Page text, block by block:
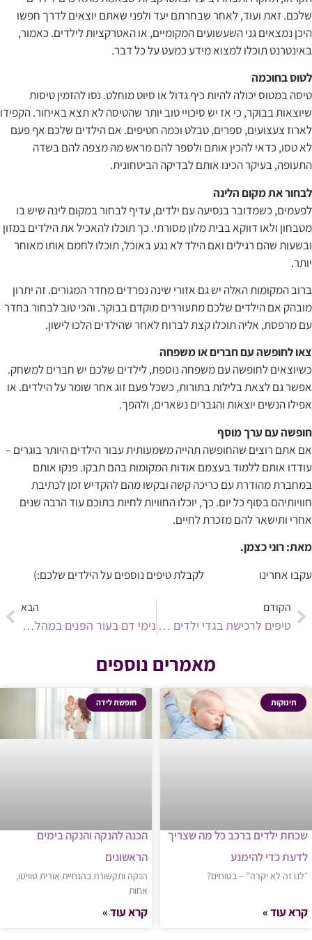
שלכם. זאת ועוד, לאחר שבחרתם יעד ולפני שאתם יוצאים לדרך חפשו
היכן נמצאים גני השעשועים המקומיים, או האטרקציות לילדים. כאמור,
באינטרנט תוכלו למצוא מידע כמעט על כל דבר.
לטוס בחוכמה
טיסה במטוס יכולה להיות כיף גדול או סיוט מוחלט. נסו להזמין טיסות
שיוצאות בבוקר, כי אז יש סיכויי טוב יותר שהטיסה לא תצא באיחור. הקפידו
לארוז צעצועים, ספרים, טבלט וכמה חטיפים. אם הילדים שלכם אף פעם
לא טסו, כדאי להכין אותם ולספר להם מראש מה מצפה להם בשדה
התעופה, בעיקר הכינו אותם לבדיקה הביטחונית.
לבחור את מקום הלינה
לפעמים, כשמדובר בנסיעה עם ילדים, עדיף לבחור במקום לינה שיש בו
מטבחון ולאו דווקא בבית מלון מסורתי. כך תוכלו להאכיל את הילדים במזון
ובשעות שהם רגילים ואם הילד לא נגע באוכל, תוכלו לחמם אותו מאוחר
יותר.
ברוב המקומות האלה יש גם אזורי שינה נפרדים מחדר המגורים. זה יתרון
מובהק אם הילדים שלכם מתעוררים מוקדם בבוקר. והכי טוב לבחור בחדר
עם מרפסת, אליה תוכלו קצת לברוח לאחר שהילדים הלכו לישון.
צאו לחופשה עם חברים או משפחה
כשיוצאים לחופשה עם משפחה נוספת, לילדים שלכם יש חברים למשחק.
אפשר גם לצאת בלילות בתורות, כשכל פעם זוג אחר שומר על הילדים. או
אפילו הנשים יוצאות והגברים נשארים, ולהפך.
חופשה עם ערך מוסף
אם אתם רוצים שהחופשה תהייה משמעותית עבור הילדים היותר בוגרים –
עודדו אותם ללמוד בעצמם אודות המקומות בהם תבקו. פנקו אותם
במחברת מהודרת עם כריכה קשה ובקשו מהם להקדיש זמן לכתיבת
חוויותיהם בסוף כל יום. כך, יוכלו החוויות לחיות בתוכם עוד הרבה שנים
אחרי ותישאר להם מזכרת לחיים.
מאת: רוני כצמן.
עקבו אחרינו
לקבלת טיפים נוספים על הילדים שלכם:)
הקודם
טיפים לרכישת בגדי ילדים בזול
הבא
נימי דם בעור הפנים במהלך ההריון ולאחריו
מאמרים נוספים
תינוקות
שכחת ילדים ברכב כל מה שצריך
לדעת כדי להימנע
״לנו זה לא יקרה" – בטוחים?
קרא עוד »
חופשת לידה
הכנה להנקה והנקה בימים
הראשונים
הנקה ותקשורת בהנחיית אורית טוויטו,
אחות
קרא עוד »